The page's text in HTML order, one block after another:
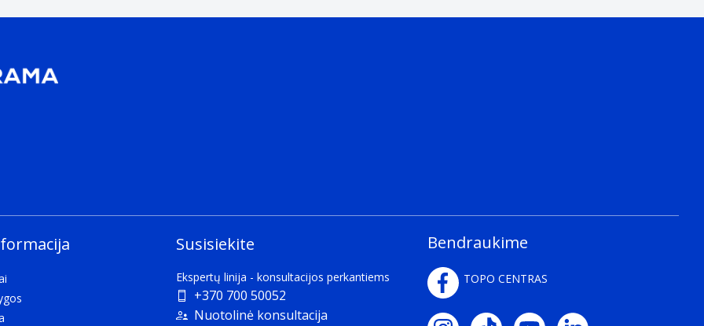
from base to top.
If possible
Susisiekite
Ekspertų linija - konsultacijos perkantiems
+370 700 50052
Nuotolinė konsultacija
Bendraukime
TOPO CENTRAS